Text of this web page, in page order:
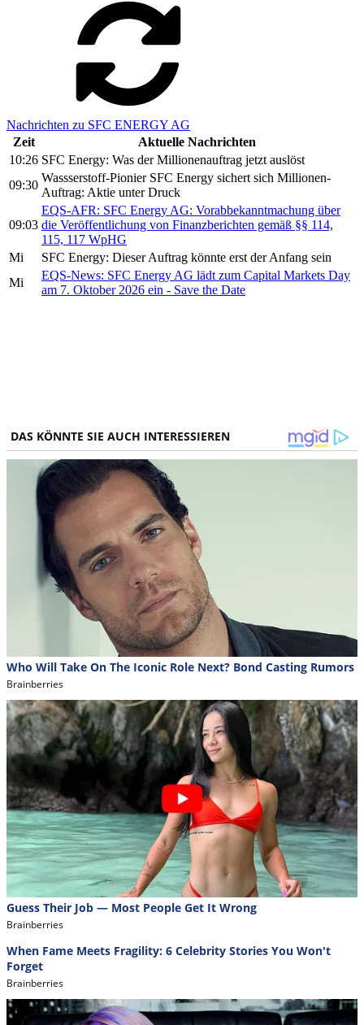
Nachrichten zu SFC ENERGY AG
Zeit
Aktuelle Nachrichten
10:26 SFC Energy: Was der Millionenauftrag jetzt auslöst
09:30
Wassserstoff-Pionier SFC Energy sichert sich Millionen-
Auftrag: Aktie unter Druck
09:03
EQS-AFR: SFC Energy AG: Vorabbekanntmachung über
die Veröffentlichung von Finanzberichten gemäß §§ 114,
115, 117 WpHG
Mi
SFC Energy: Dieser Auftrag könnte erst der Anfang sein
Mi
EQS-News: SFC Energy AG lädt zum Capital Markets Day
am 7. Oktober 2026 ein - Save the Date